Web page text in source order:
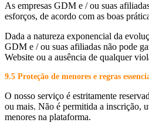
As empresas GDM e / ou suas
esforços, de acordo com as boas
Dada a natureza exponencial da
GDM e / ou suas afiliadas não pode
Website ou a ausência de qualquer
9.5 Proteção de menores e regras
O nosso serviço é estritamente
ou mais. Não é permitida a inscrição,
menores na plataforma.